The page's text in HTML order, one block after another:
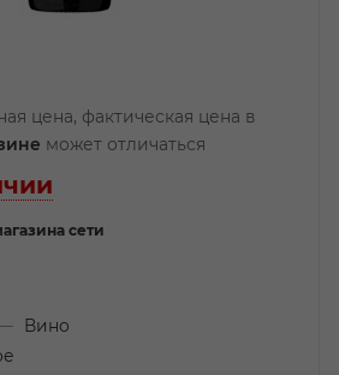
цена, фактическая цена в
может отличаться
сети
Вино